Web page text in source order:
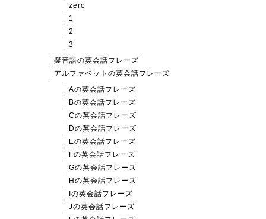
zero
1
2
3
擬音語の英会話フレーズ
アルファベットの英会話フレーズ
Aの英会話フレーズ
Bの英会話フレーズ
Cの英会話フレーズ
Dの英会話フレーズ
Eの英会話フレーズ
Fの英会話フレーズ
Gの英会話フレーズ
Hの英会話フレーズ
Iの英会話フレーズ
Jの英会話フレーズ